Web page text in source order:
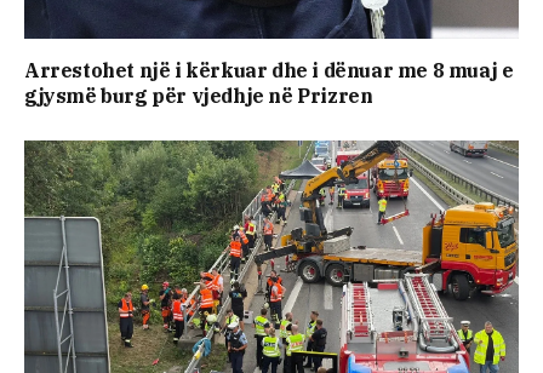
Arrestohet një i kërkuar dhe i dënuar me 8 muaj e
gjysmë burg për vjedhje në Prizren